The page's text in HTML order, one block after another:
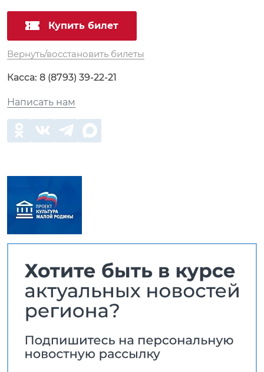
Купить билет
Вернуть/восстановить билеты
Касса: 8 (8793) 39-22-21
Написать нам